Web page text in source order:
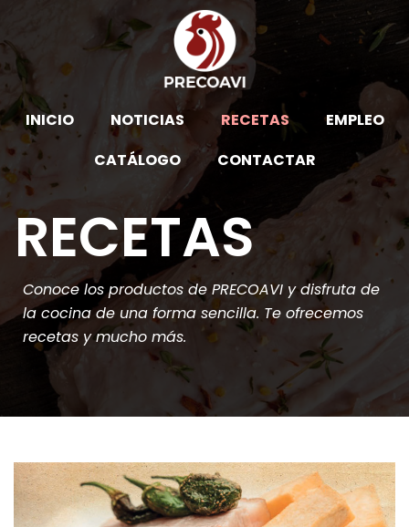
INICIO NOTICIAS RECETAS
EMPLEO
CATÁLOGO
CONTACTAR
RECETAS
Conoce los productos de PRECOAVI y disfruta de
la cocina de una forma sencilla. Te ofrecemos
recetas y mucho más.